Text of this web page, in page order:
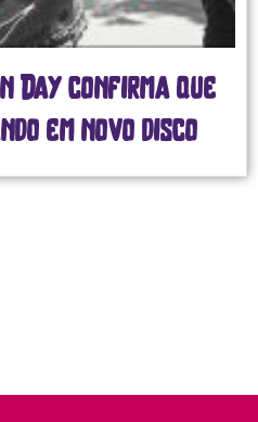
Day confirma que
em novo disco